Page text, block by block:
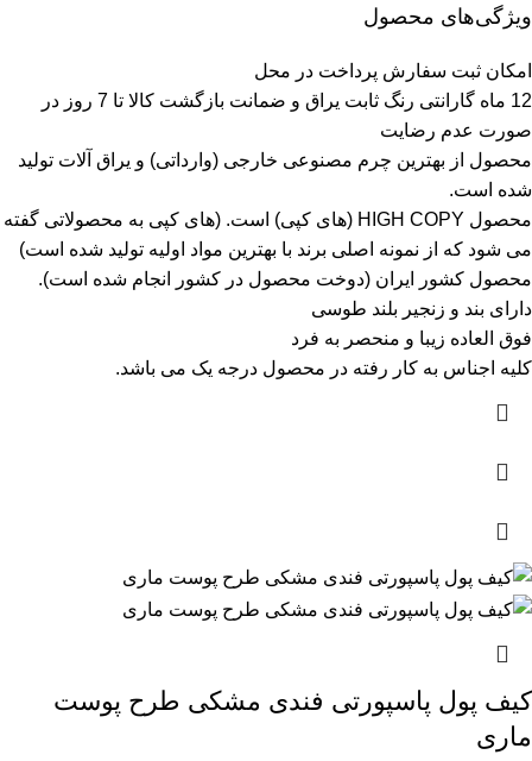
ویژگی‌های محصول
امکان ثبت سفارش پرداخت در محل
12 ماه گارانتی رنگ ثابت یراق و ضمانت بازگشت کالا تا 7 روز در
صورت عدم رضایت
محصول از بهترین چرم مصنوعی خارجی (وارداتی) و یراق آلات تولید
شده است.
محصول HIGH COPY (های کپی) است.
(های کپی به محصولاتی گفته
می شود که از نمونه اصلی برند با بهترین مواد اولیه تولید شده است)
محصول کشور ایران (دوخت محصول در کشور انجام شده است).
دارای بند و زنجیر بلند طوسی
فوق العاده زیبا و منحصر به فرد
کلیه اجناس به کار رفته در محصول درجه یک می باشد.
کیف پول پاسپورتی فندی مشکی طرح پوست
ماری